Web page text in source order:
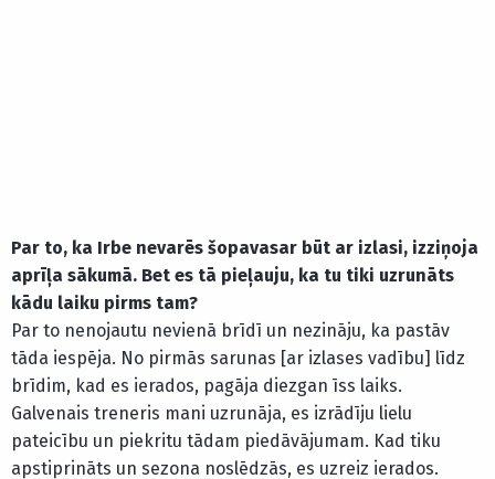
Par to, ka Irbe nevarēs šopavasar būt ar izlasi, izziņoja
aprīļa sākumā. Bet es tā pieļauju, ka tu tiki uzrunāts
kādu laiku pirms tam?
Par to nenojautu nevienā brīdī un nezināju, ka pastāv
tāda iespēja. No pirmās sarunas [ar izlases vadību] līdz
brīdim, kad es ierados, pagāja diezgan īss laiks.
Galvenais treneris mani uzrunāja, es izrādīju lielu
pateicību un piekritu tādam piedāvājumam. Kad tiku
apstiprināts un sezona noslēdzās, es uzreiz ierados.